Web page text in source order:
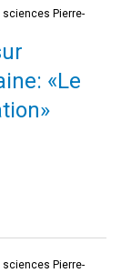
sciences Pierre-
«Le
sciences Pierre-